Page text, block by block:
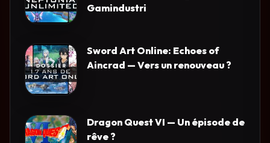
Gamindustri
Sword Art Online: Echoes of
Aincrad — Vers un renouveau ?
Dragon Quest VI — Un épisode de
rêve ?